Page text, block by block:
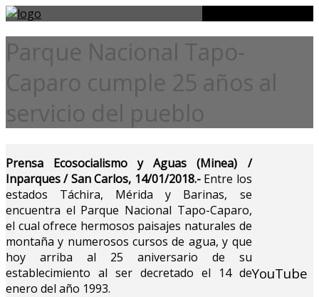
Parque Nacional Tapo-
Caparo cumple 25 años al
servicio del pueblo
Prensa Ecosocialismo y Aguas (Minea) /
Inparques / San Carlos, 14/01/2018.-Entre los
estados Táchira, Mérida y Barinas, se
encuentra el Parque Nacional Tapo-Caparo,
el cual ofrece hermosos paisajes naturales de
montaña y numerosos cursos de agua, y que
hoy arriba al 25 aniversario de su
establecimiento al ser decretado el 14 de
enero del año 1993.
YouTube